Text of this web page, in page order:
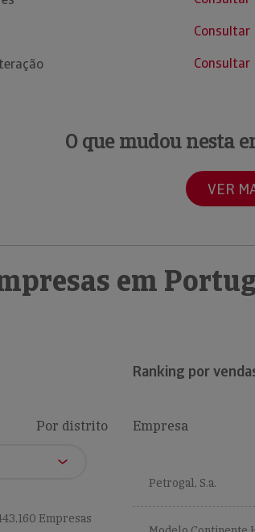
Consultar
Consultar
O que mudou nesta
VER
em
Por distrito
Empresas
Ranking por
Empresa
Petrogal, S.a.